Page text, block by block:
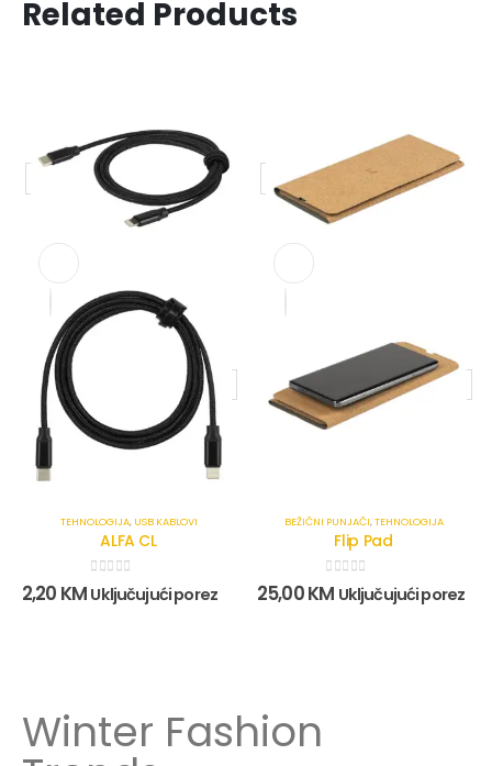
Related Products
TEHNOLOGIJA, USB KABLOVI
ALFA CL
0 out of 5
2,20 KM Uključujući porez
BEŽIČNI PUNJAČI,TEHNOLOGIJA
Flip Pad
0out of 5
25,00KM Uključujući porez
Winter Fashion